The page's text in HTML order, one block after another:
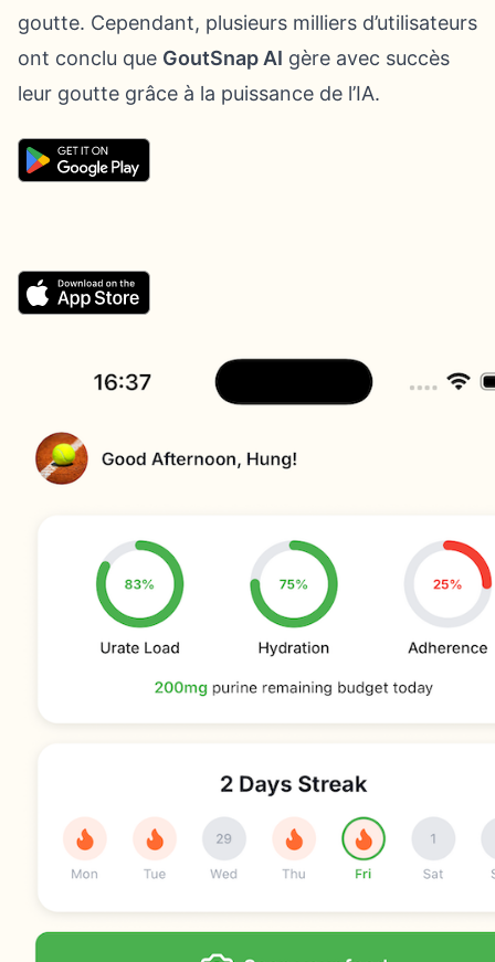
goutte. Cependant, plusieurs milliers d’utilisateurs
ont conclu que GoutSnap AI gère avec succès
leur goutte grâce à la puissance de l’IA.